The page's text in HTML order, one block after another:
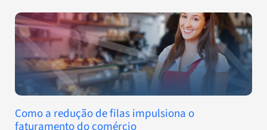
Como a redução de filas impulsiona o
faturamento do comércio